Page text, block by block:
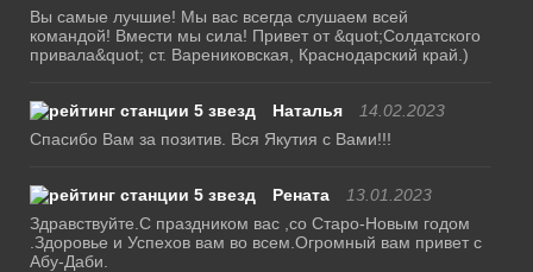
Вы самые лучшие! Мы вас всегда слушаем всей
командой! Вмести мы сила! Привет от &quot;Солдатского
привала&quot; ст. Варениковская, Краснодарский край.)
Наталья
14.02.2023
Спасибо Вам за позитив. Вся Якутия с Вами!!!
Рената
13.01.2023
Здравствуйте.С праздником вас ,со Старо-Новым годом
.Здоровье и Успехов вам во всем.Огромный вам привет с
Абу-Даби.